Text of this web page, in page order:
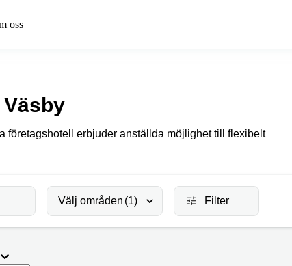
oss
företagshotell erbjuder anställda möjlighet till flexibelt
Välj områden (1) Filter